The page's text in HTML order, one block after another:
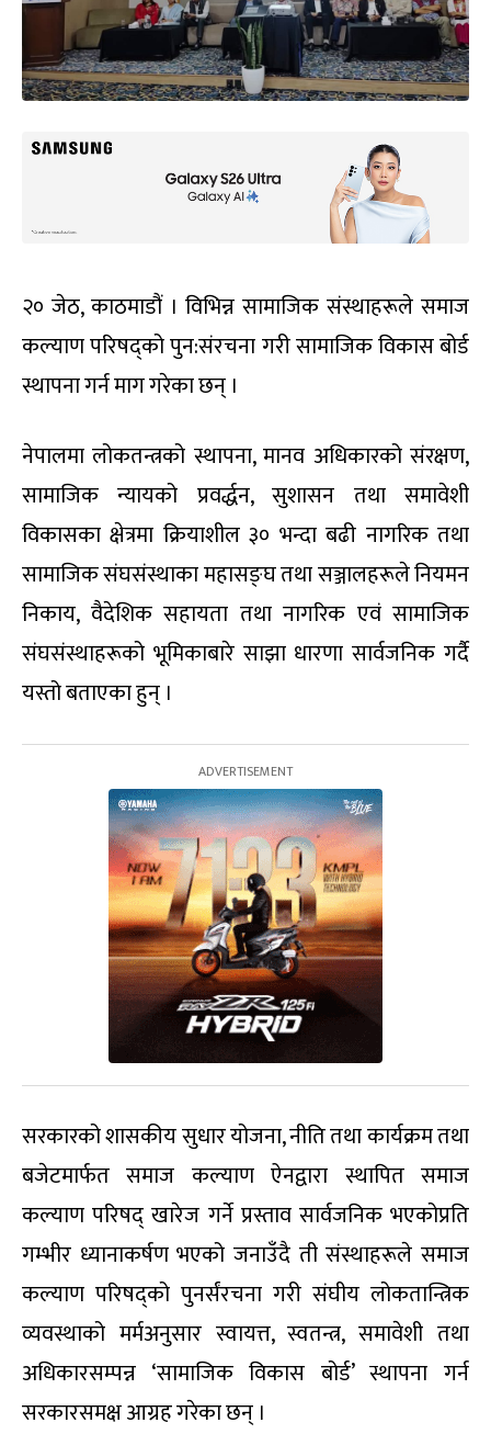
२० जेठ, काठमाडौं । विभिन्न सामाजिक संस्थाहरूले समाज
कल्याण परिषद्को पुन:संरचना गरी सामाजिक विकास बोर्ड
स्थापना गर्न माग गरेका छन् ।
नेपालमा लोकतन्त्रको स्थापना, मानव अधिकारको संरक्षण,
सामाजिक न्यायको प्रवर्द्धन, सुशासन तथा समावेशी
विकासका क्षेत्रमा क्रियाशील ३० भन्दा बढी नागरिक तथा
सामाजिक संघसंस्थाका महासङ्घ तथा सञ्जालहरूले नियमन
निकाय, वैदेशिक सहायता तथा नागरिक एवं सामाजिक
संघसंस्थाहरूको भूमिकाबारे साझा धारणा सार्वजनिक गर्दै
यस्तो बताएका हुन् ।
सरकारको शासकीय सुधार योजना, नीति तथा कार्यक्रम तथा
बजेटमार्फत समाज कल्याण ऐनद्वारा स्थापित समाज
कल्याण परिषद् खारेज गर्ने प्रस्ताव सार्वजनिक भएकोप्रति
गम्भीर ध्यानाकर्षण भएको जनाउँदै ती संस्थाहरूले समाज
कल्याण परिषद्को पुनर्संरचना गरी संघीय लोकतान्त्रिक
व्यवस्थाको मर्मअनुसार स्वायत्त, स्वतन्त्र, समावेशी तथा
अधिकारसम्पन्न ‘सामाजिक विकास बोर्ड’ स्थापना गर्न
सरकारसमक्ष आग्रह गरेका छन् ।